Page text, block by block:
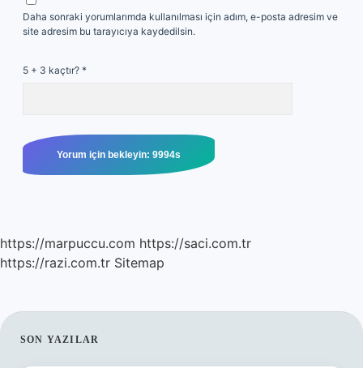
Daha sonraki yorumlarımda kullanılması için adım, e-posta adresim ve
site adresim bu tarayıcıya kaydedilsin.
5 + 3 kaçtır? *
https://marpuccu.com https://saci.com.tr
https://razi.com.tr Sitemap
SIDEBAR
SON YAZILAR